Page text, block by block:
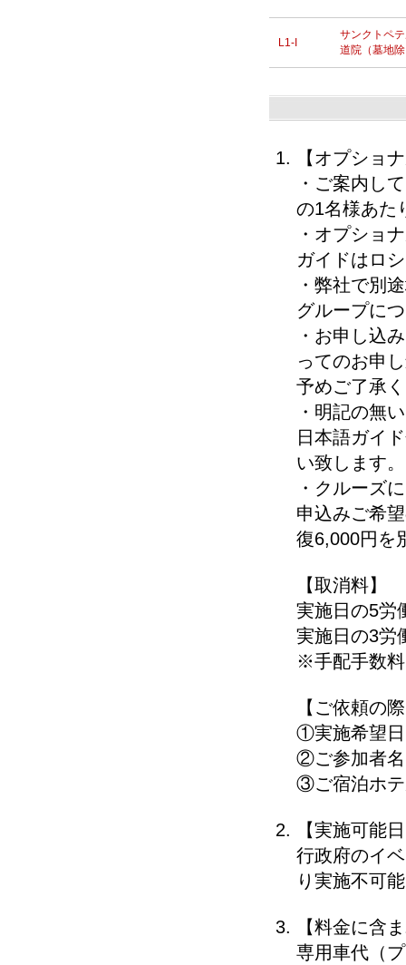
L1-I
サンクトペ
道院（墓地
【オプショ
・ご案内し
の1名様あた
・オプショ
ガイドはロ
・弊社で別
グループに
・お申し込
ってのお申
予めご了承
・明記の無
日本語ガイ
い致します。
・クルーズ
申込みご希
復6,000円を
【取消料】
実施日の5
実施日の3労
※手配手数
【ご依頼の
①実施希望日
②ご参加者
③ご宿泊ホテ
【実施可能
行政府のイ
り実施不可
【料金に含
専用車代（